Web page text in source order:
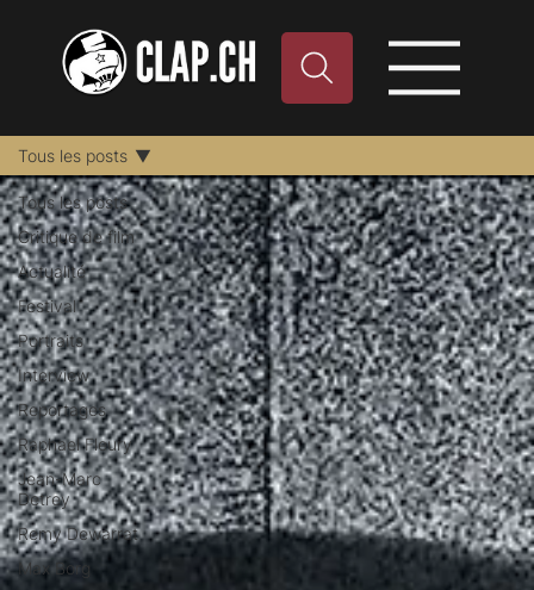
Tous les posts
Critique de film
Actualité
Festival
Portraits
Interview
Reportages
Raphael Fleury
Jean-Marc
Detrey
Remy Dewarrat
Max Borg
Tous les posts